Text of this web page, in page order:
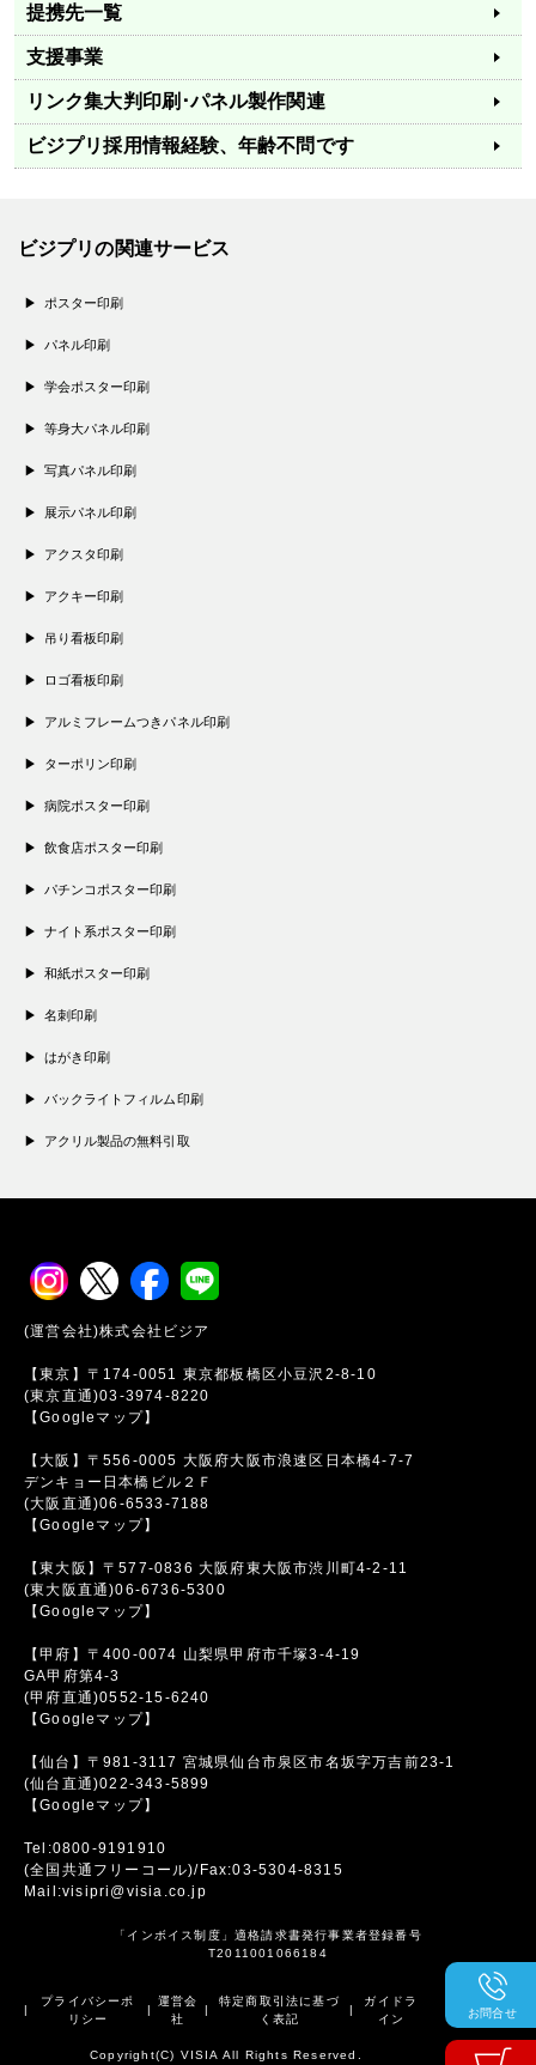
お問合せ
提携先一覧
支援事業
リンク集大判印刷･パネル製作関連
ビジプリ採用情報経験、年齢不問です
ビジプリの関連サービス
ポスター印刷
パネル印刷
学会ポスター印刷
等身大パネル印刷
写真パネル印刷
展示パネル印刷
アクスタ印刷
アクキー印刷
吊り看板印刷
ロゴ看板印刷
アルミフレームつきパネル印刷
ターポリン印刷
病院ポスター印刷
飲食店ポスター印刷
パチンコポスター印刷
ナイト系ポスター印刷
和紙ポスター印刷
名刺印刷
はがき印刷
バックライトフィルム印刷
アクリル製品の無料引取
(運営会社)株式会社ビジア
【東京】〒174-0051 東京都板橋区小豆沢2-8-10
(東京直通)03-3974-8220
【Googleマップ】
【大阪】〒556-0005 大阪府大阪市浪速区日本橋4-7-7
デンキョー日本橋ビル２Ｆ
(大阪直通)06-6533-7188
【Googleマップ】
【東大阪】〒577-0836 大阪府東大阪市渋川町4-2-11
(東大阪直通)06-6736-5300
【Googleマップ】
【甲府】〒400-0074 山梨県甲府市千塚3-4-19
GA甲府第4-3
(甲府直通)0552-15-6240
【Googleマップ】
【仙台】〒981-3117 宮城県仙台市泉区市名坂字万吉前23-1
(仙台直通)022-343-5899
【Googleマップ】
Tel:0800-9191910
(全国共通フリーコール)/Fax:03-5304-8315
Mail:visipri@visia.co.jp
「インボイス制度」適格請求書発行事業者登録番号
T2011001066184
|
プライバシーポ
リシー
|
運営会
社
|
特定商取引法に基づ
く表記
|
ガイドラ
イン
Copyright(C) VISIA All Rights Reserved.